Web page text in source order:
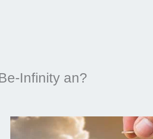
Infinity an?